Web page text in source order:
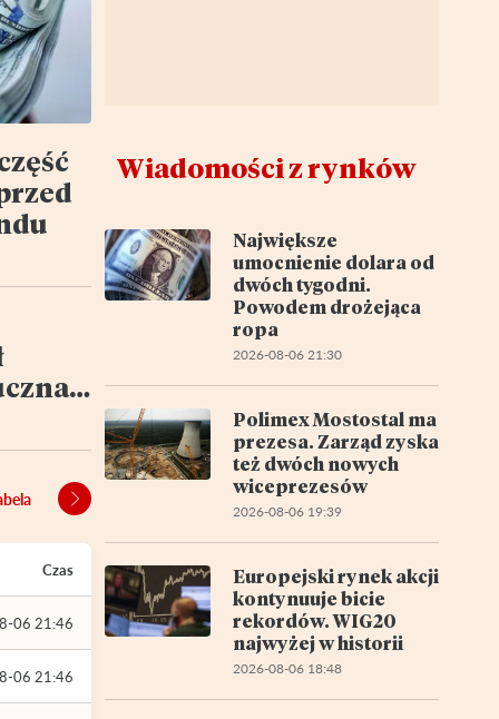
Czas
06 21:46
06 21:46
Wiadomości z rynków
Największe
umocnienie dolara od
dwóch tygodni.
Powodem drożejąca
ropa
2026-08-06 21:30
Polimex Mostostal ma
prezesa. Zarząd zyska
też dwóch nowych
wiceprezesów
2026-08-06 19:39
Europejski rynek akcji
kontynuuje bicie
rekordów. WIG20
najwyżej w historii
2026-08-06 18:48